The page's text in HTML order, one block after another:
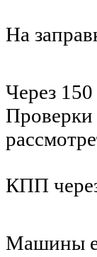
На
Через
Проверки
КПП
Машины